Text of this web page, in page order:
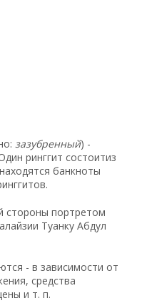
зазубренный) -
ринггит состоитиз
банкноты
стороны портретом
Туанку Абдул
- в зависимости от
средства
и т. п.